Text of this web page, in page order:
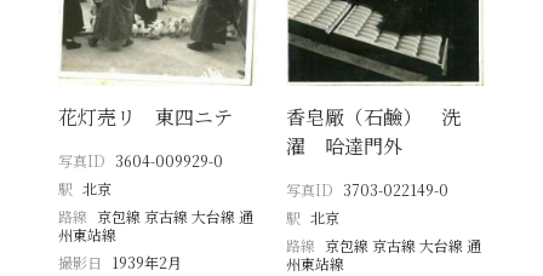
花灯売リ 東四ニテ
写真ID 3604-009929-0
駅 北京
路線 京包線 京古線 大台線 通
州東站線
撮影日
1939年2月
香皂厰（石鹼） 洗
濯 哈達門外
写真ID 3703-022149-0
駅 北京
路線 京包線 京古線 大台線 通
州東站線